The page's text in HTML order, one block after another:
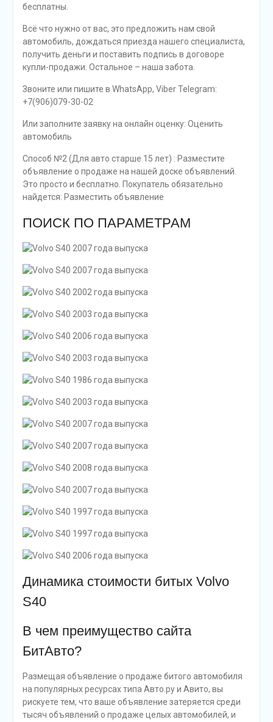
бесплатны.
Всё что нужно от вас, это предложить нам свой
автомобиль, дождаться приезда нашего специалиста,
получить деньги и поставить подпись в договоре
купли-продажи. Остальное – наша забота.
Звоните или пишите в WhatsApp, Viber Telegram:
+7(906)079-30-02
Или заполните заявку на онлайн оценку: Оценить
автомобиль
Способ №2 (Для авто старше 15 лет) : Разместите
объявление о продаже на нашей доске объявлений.
Это просто и бесплатно. Покупатель обязательно
найдется: Разместить объявление
ПОИСК ПО ПАРАМЕТРАМ
Динамика стоимости битых Volvo
S40
В чем преимущество сайта
БитАвто?
Размещая объявление о продаже битого автомобиля
на популярных ресурсах типа Авто.ру и Авито, вы
рискуете тем, что ваше объявление затеряется среди
тысяч объявлений о продаже целых автомобилей, и